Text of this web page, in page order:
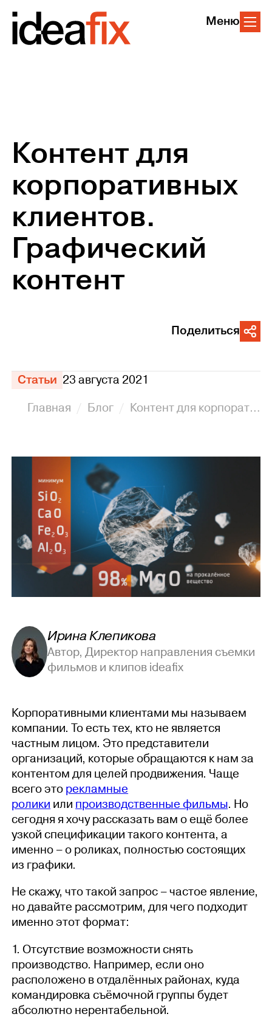
Меню
Контент для
корпоративных
клиентов.
Графический
контент
Поделиться
Статьи 23 августа 2021
Главная
Блог Контент для корпоративных клиентов. Графический контент
Ирина Клепикова
Автор, Директор направления съемки
фильмов и клипов ideafix
Корпоративными клиентами мы называем
компании. То есть тех, кто не является
частным лицом. Это представители
организаций, которые обращаются к нам за
контентом для целей продвижения. Чаще
всего эторекламные
роликиилипроизводственные фильмы. Но
сегодня я хочу рассказать вам о ещё более
узкой спецификации такого контента, а
именно – о роликах, полностью состоящих
из графики.
Не скажу, что такой запрос – частое явление,
но давайте рассмотрим, для чего подходит
именно этот формат:
1. Отсутствие возможности снять
производство. Например, если оно
расположено в отдалённых районах, куда
командировка съёмочной группы будет
абсолютно нерентабельной.